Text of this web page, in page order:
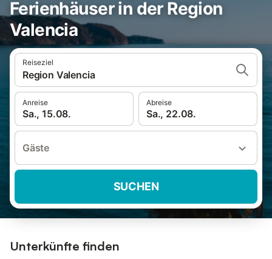
Ferienhäuser in der Region
Valencia
Reiseziel
Region Valencia
Anreise
Sa., 15.08.
Abreise
Sa., 22.08.
Gäste
SUCHEN
Unterkünfte finden